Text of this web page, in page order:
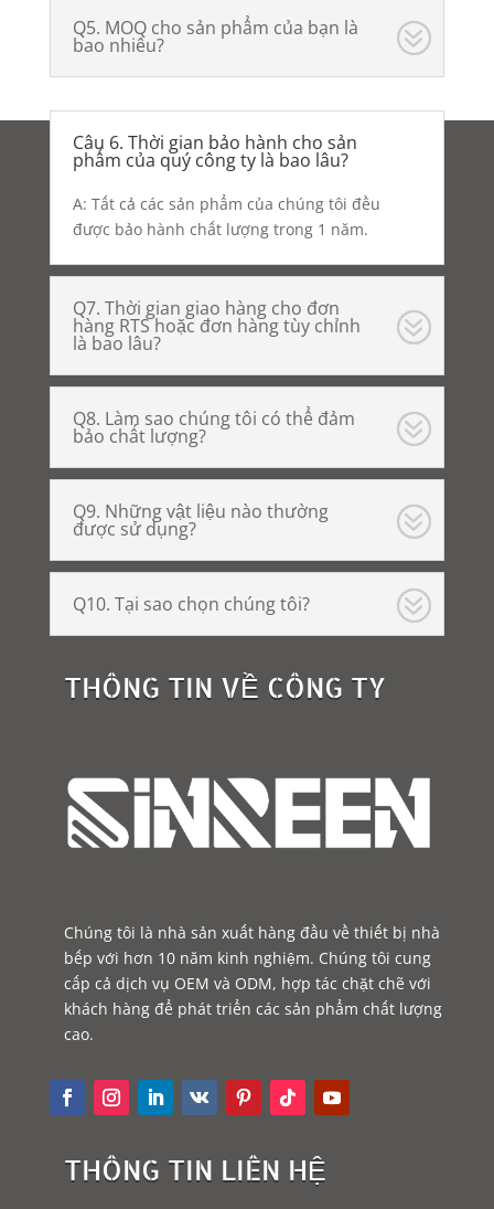
Q5. MOQ cho sản phẩm của bạn là
bao nhiêu?
Câu 6. Thời gian bảo hành cho sản
phẩm của quý công ty là bao lâu?
A: Tất cả các sản phẩm của chúng tôi đều
được bảo hành chất lượng trong 1 năm.
Q7. Thời gian giao hàng cho đơn
hàng RTS hoặc đơn hàng tùy chỉnh
là bao lâu?
Q8. Làm sao chúng tôi có thể đảm
bảo chất lượng?
Q9. Những vật liệu nào thường
được sử dụng?
Q10. Tại sao chọn chúng tôi?
THÔNG TIN VỀ CÔNG TY
Chúng tôi là nhà sản xuất hàng đầu về thiết bị nhà
bếp với hơn 10 năm kinh nghiệm. Chúng tôi cung
cấp cả dịch vụ OEM và ODM, hợp tác chặt chẽ với
khách hàng để phát triển các sản phẩm chất lượng
cao.
THÔNG TIN LIÊN HỆ